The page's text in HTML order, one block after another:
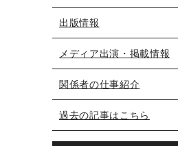
出版情報
メディア出演・掲載情報
関係者の仕事紹介
過去の記事はこちら